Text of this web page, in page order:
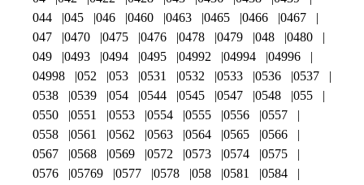
044
045 046 0460 0463 0465 0466
0467
047
0470 0475 0476 0478 0479 048
0480
049
0493 0494 0495 04992 04994
04996
04998
052 053 0531 0532 0533 0536
0537
0538
0539 054 0544 0545 0547 0548
055
0550
0551 0553 0554 0555 0556
0557
0558
0561 0562 0563 0564 0565
0566
0567
0568 0569 0572 0573 0574
0575
0576
05769 0577 0578 058 0581
0584